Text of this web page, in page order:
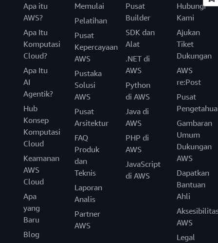
Apa itu
AWS?
Apa Itu
Komputasi
Cloud?
Apa Itu
AI
Agentik?
Hub
Konsep
Komputasi
Cloud
Keamanan
AWS
Cloud
Apa
yang
Baru
Blog
Memulai
Pelatihan
Pusat
Kepercayaan
AWS
Pustaka
Solusi
AWS
Pusat
Arsitektur
FAQ
Produk
dan
Teknis
Laporan
Analis
Partner
AWS
Pusat
Builder
SDK dan
Alat
.NET di
AWS
Python
di AWS
Java di
AWS
PHP di
AWS
JavaScript
di AWS
Hubungi
Kami
Ajukan
Tiket
Dukungan
AWS
re:Post
Pusat
Gambaran
Umum
Dukungan
AWS
Dapatkan
Bantuan
Ahli
AWS
Legal